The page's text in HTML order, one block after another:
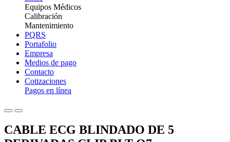
Equipos Médicos
Calibración
Mantenimiento
PQRS
Portafolio
Empresa
Medios de pago
Contacto
Cotizaciones
Pagos en línea
CABLE ECG BLINDADO DE 5